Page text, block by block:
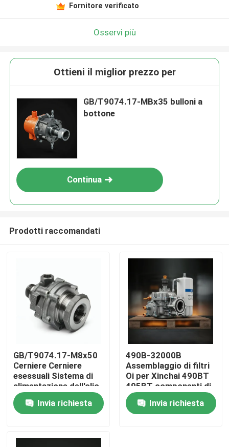
Casa.
Prodotti
Fornitore verificato
Osservi più
Ottieni il miglior prezzo per
GB/T9074.17-MBx35 bulloni a
bottone
Continua
Prodotti raccomandati
GB/T9074.17-M8x50
Cerniere Cerniere
esessuali Sistema di
alimentazione dell'olio
a filo completo
Invia richiesta
490B-32000B
Assemblaggio di filtri
Oi per Xinchai 490BT
495BT componenti di
motori diesel
Invia richiesta